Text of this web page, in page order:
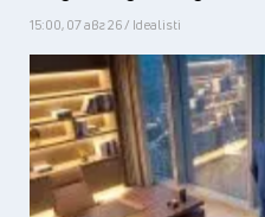
15:00, 07 авг 26 / Idealisti